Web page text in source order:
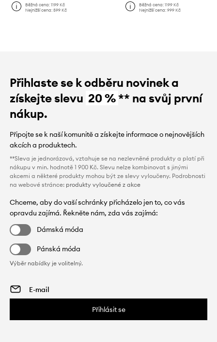
Běžná cena:1199 Kč
Nejnižší cena:599 Kč
Běžná cena: 1199 Kč
Nejnižší cena: 999 Kč
Přihlaste se k odběru novinek a
získejte slevu 20 %** na svůj první
nákup.
Připojte se k naší komunitě a získejte informace o nejnovějších
akcích a produktech.
**Sleva je jednorázová, vztahuje se na nezlevněné produkty a platí při
nákupu v min. hodnotě 1 900 Kč. Slevu nelze kombinovat s jinými
akcemi a některé produkty mohou být ze slevy vyloučeny. Podrobnosti
na webové stránce: produkty vyloučené z akce
Chceme, aby do vaší schránky přicházelo jen to, co vás
opravdu zajímá. Řekněte nám, zda vás zajímá:
Dámská móda
Pánská móda
Výběr nabídky je volitelný.
Přihlásit se